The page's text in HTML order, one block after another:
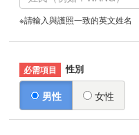
※請輸入與護照一致的英文姓名
性別
男性 女性